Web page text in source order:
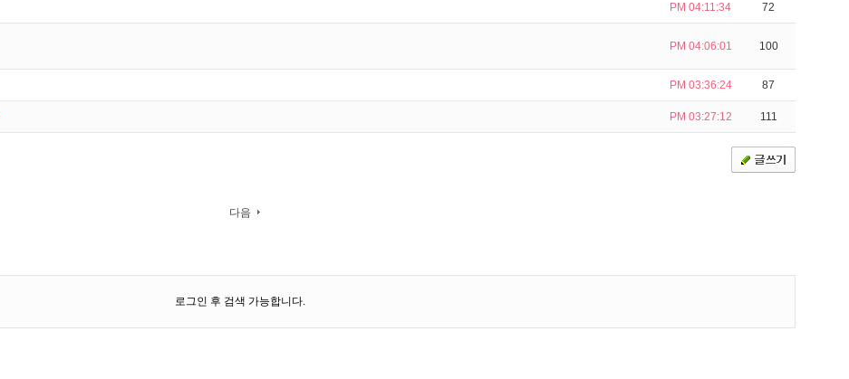
PM 04:11:34 72
PM 04:06:01 100
PM 03:36:24 87
PM 03:27:12 111
다음
로그인 후 검색 가능합니다.